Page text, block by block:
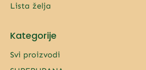
Lista želja
Kategorije
Svi proizvodi